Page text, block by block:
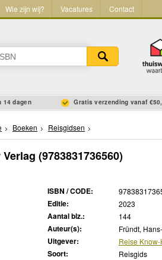
Wie zijn wij? Vacatures Contact
14 dagen Gratis verzending vanaf
Boeken Reisgidsen
(9783831736560)
ISBN / CODE:
Editie: 2023
Aantal blz.: 144
Auteur(s): Fründt,
Uitgever: Reise
Soort: Reisgids